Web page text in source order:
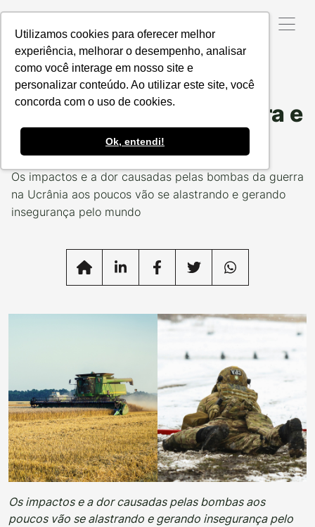
Utilizamos cookies para oferecer melhor
experiência, melhorar o desempenho, analisar
como você interage em nosso site e
personalizar conteúdo. Ao utilizar este site, você
concorda com o uso de cookies.
Ok, entendi!
Data da Postagem:11/03/2022 Categoria:
RESPONSÁVEIS
Reflexões sobre a guerra e
Os impactos e a dor causadas pelas bombas da guerra
na Ucrânia aos poucos vão se alastrando e gerando
insegurança pelo mundo
Os impactos e a dor causadas pelas bombas aos
poucos vão se alastrando e gerando insegurança pelo